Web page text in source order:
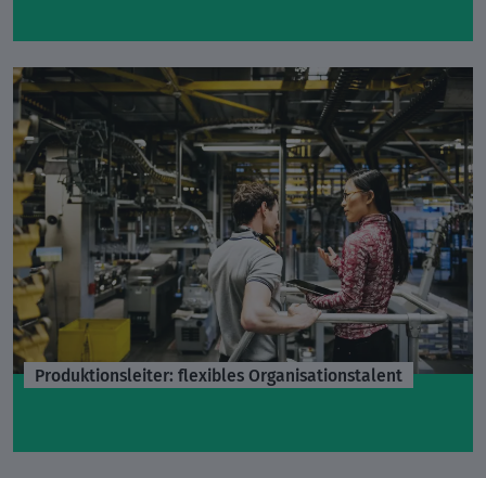
Produktionsleiter: flexibles Organisationstalent